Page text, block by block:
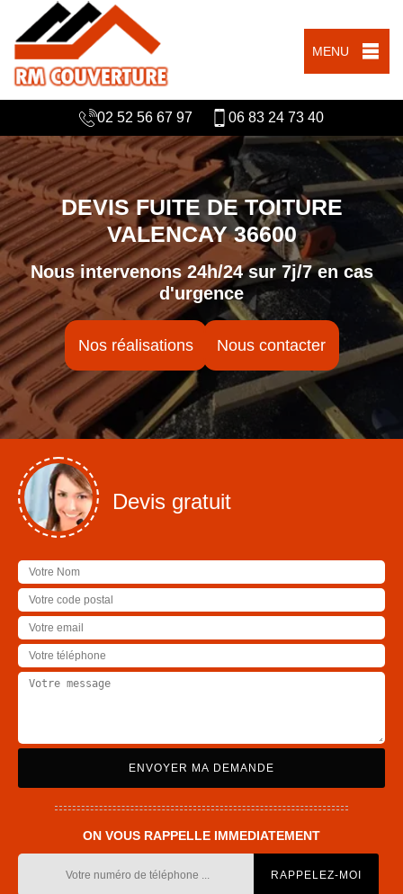
MENU
02 52 56 67 97 06 83 24 73 40
DEVIS FUITE DE TOITURE
VALENCAY 36600
Nous intervenons 24h/24 sur 7j/7 en cas
d'urgence
Nos réalisations Nous contacter
Devis gratuit
ON VOUS RAPPELLE IMMEDIATEMENT